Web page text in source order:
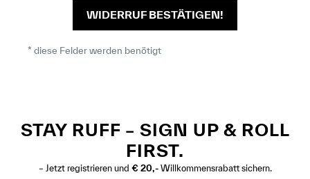
WIDERRUF BESTÄTIGEN!
* diese Felder werden benötigt
STAY RUFF – SIGN UP & ROLL
FIRST.
– Jetzt registrieren und € 20,-Willkommensrabatt sichern.